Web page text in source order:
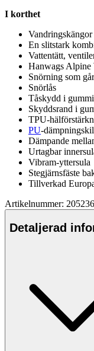
I korthet
En slitstark
Vattentätt,
Hanwags Alpine
Snörning som
Snörlås
Tåskydd i gummi
Skyddsrand i
TPU-
PU-dämpningskil
Dämpande
Urtagbar
Vibram-yttersula
Stegjärnsfäste
Tillverkad Euro
Artikelnummer:
Detaljerad